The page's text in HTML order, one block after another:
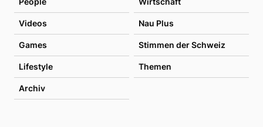
Videos Nau Plus
Games Stimmen der Schweiz
Lifestyle Themen
Archiv